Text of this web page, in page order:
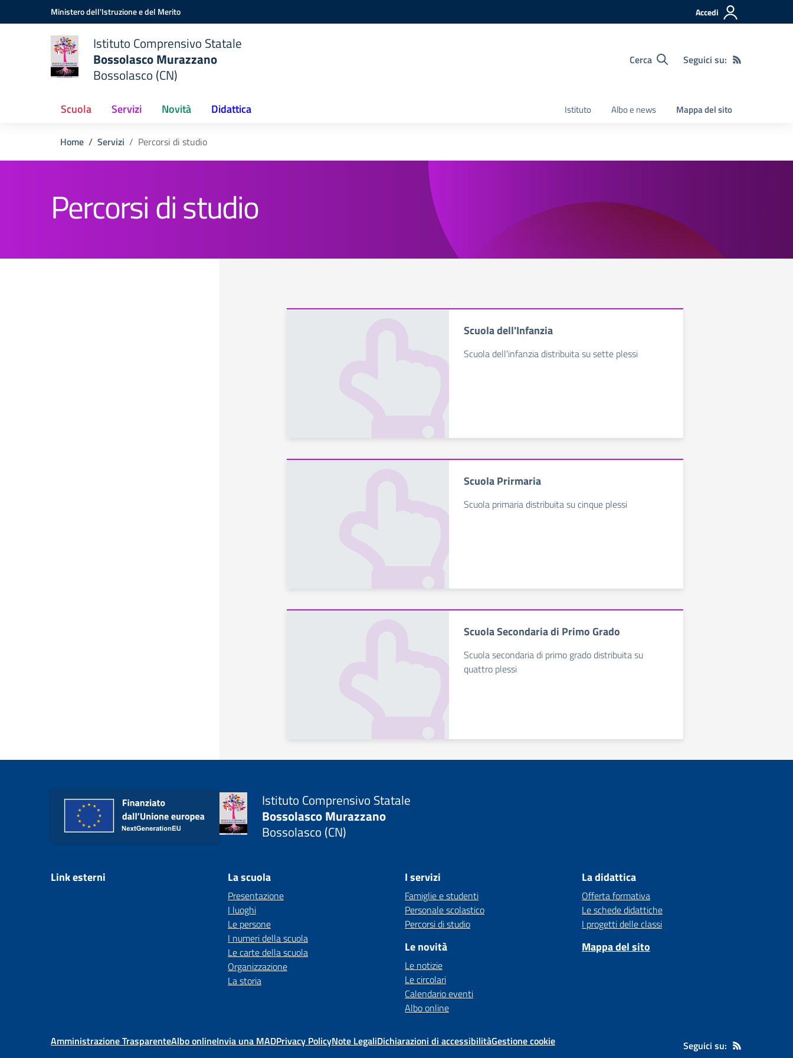
Vai ai contenuti
Vai al menu di navigazioneMinistero dell'Istruzione e del Merito Accedi
Istituto Comprensivo Statale
Bossolasco Murazzano
Bossolasco (CN)
Cerca Seguici su:
Scuola Servizi Novità Didattica Istituto Albo e news Mappa del sito
Home Servizi Percorsi di studio
Percorsi di studio
Scuola dell'Infanzia
Scuola dell'infanzia distribuita su sette plessi
Scuola Prirmaria
Scuola primaria distribuita su cinque plessi
Scuola Secondaria di Primo Grado
Scuola secondaria di primo grado distribuita su
quattro plessi
Istituto Comprensivo Statale
Bossolasco Murazzano
Bossolasco (CN)
Link esterni La scuola
Presentazione
I luoghi
Le persone
I numeri della scuola
Le carte della scuola
Organizzazione
La storia
I servizi
Famiglie e studenti
Personale scolastico
Percorsi di studio
Le novità
Le notizie
Le circolari
Calendario eventi
Albo online
La didattica
Offerta formativa
Le schede didattiche
I progetti delle classi
Mappa del sito
Amministrazione TrasparenteAlbo onlineInvia una MADPrivacy PolicyNote LegaliDichiarazioni di accessibilitàGestione cookie Seguici su: